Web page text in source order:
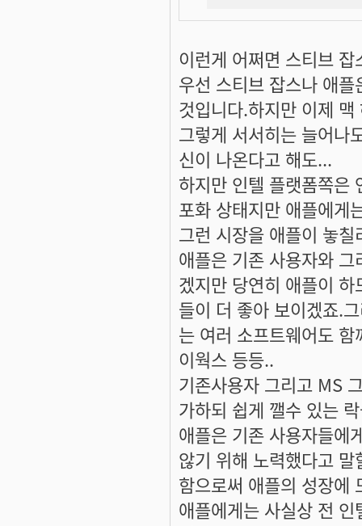
이런게 어쩌면 스티브
우선 스티브 잡스나 애
것입니다.하지만 이제
그렇게 서서히는 늘어나
신이 나온다고 해도...
하지만 인텔 플랫폼쪽은
포화 상태지만 애플에게
그런 시장을 애플이 놓
애플은 기존 사용자와
겠지만 당연히 애플이
들이 더 좋아 보이겠죠.
는 여러 소프트웨어도
이웍스 등등..
기존사용자 그리고 MS
가하되 쉽게 깰수 있는
애플은 기존 사용자들에
않기 위해 노력했다고
함으로써 애플의 성장에
애플에게는 사실상 전